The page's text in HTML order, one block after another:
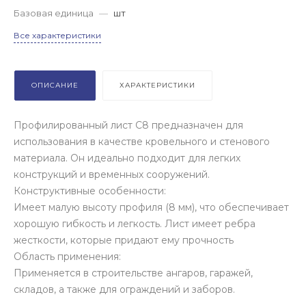
Базовая единица — шт
Все характеристики
ОПИСАНИЕ ХАРАКТЕРИСТИКИ
Профилированный лист С8 предназначен для
использования в качестве кровельного и стенового
материала. Он идеально подходит для легких
конструкций и временных сооружений.
Конструктивные особенности:
Имеет малую высоту профиля (8 мм), что обеспечивает
хорошую гибкость и легкость. Лист имеет ребра
жесткости, которые придают ему прочность
Область применения:
Применяется в строительстве ангаров, гаражей,
складов, а также для ограждений и заборов.